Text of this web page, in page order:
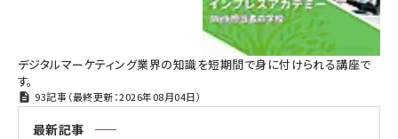
デジタルマーケティング業界の知識を短期間で身に付けられる講座で
す。
93記事（最終更新：2026年08月04日）
最新記事